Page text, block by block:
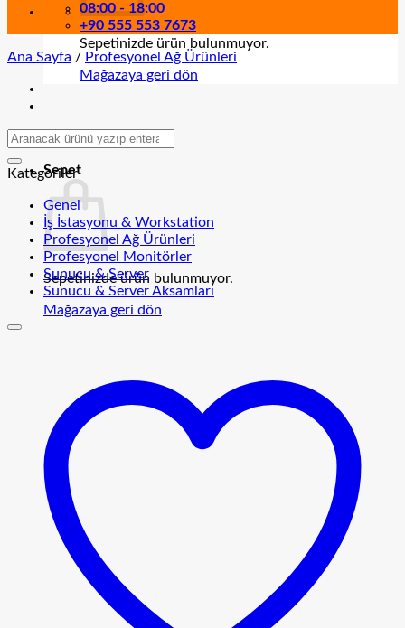
Sepetinizde ürün bulunmuyor.
Mağazaya geri dön
Sepet
Sepetinizde ürün bulunmuyor.
Mağazaya geri dön
08:00 - 18:00
+90 555 553 7673
Ana Sayfa / Profesyonel Ağ Ürünleri
Kategoriler
Genel
İş İstasyonu & Workstation
Profesyonel Ağ Ürünleri
Profesyonel Monitörler
Sunucu & Server
Sunucu & Server Aksamları